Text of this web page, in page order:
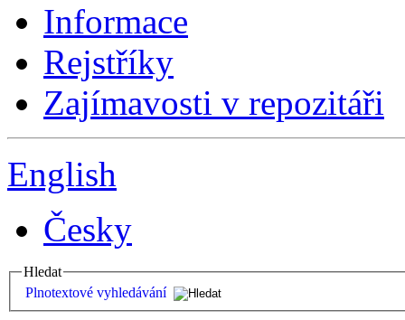
Informace
Rejstříky
Zajímavosti v repozitáři
English
Česky
Hledat
Plnotextové vyhledávání